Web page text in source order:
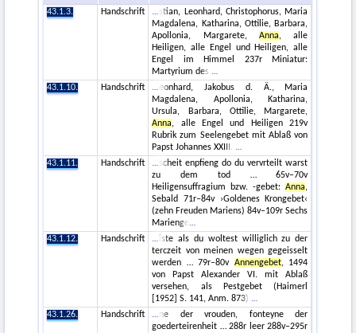
43.1.3.
Handschrift
stian, Leonhard, Christophorus, Maria
Magdalena, Katharina, Ottilie, Barbara,
Apollonia, Margarete, Anna, alle
Heiligen, alle Engel und Heiligen, alle
Engel im Himmel 237r Miniatur:
Martyrium des
43.1.10.
Handschrift
eonhard, Jakobus d. Ä., Maria
Magdalena, Apollonia, Katharina,
Ursula, Barbara, Ottilie, Margarete,
Anna, alle Engel und Heiligen 219v
Rubrik zum Seelengebet mit Ablaß von
Papst Johannes XXIII.
43.1.11.
Handschrift
scheit enpfieng do du vervrteilt warst
zu dem tod … 65v–70v
Heiligensuffragium bzw. -gebet:Anna,
Sebald 71r–84v ›Goldenes Krongebet‹
(zehn Freuden Mariens) 84v–109r Sechs
Marienge
43.1.12.
Handschrift
iste als du woltest williglich zu der
terczeit von meinen wegen gegeisselt
werden … 79r–80v Annengebet, 1494
von Papst Alexander VI. mit Ablaß
versehen, als Pestgebet (Haimerl
[1952] S. 141, Anm. 873)
43.1.26.
Handschrift
ne der vrouden, fonteyne der
goederteirenheit … 288r leer 288v–295r